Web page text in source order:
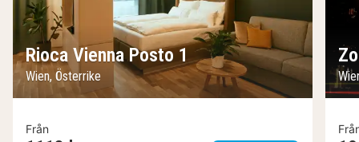
Rioca Vienna Posto 1
Wien, Österrike
Från